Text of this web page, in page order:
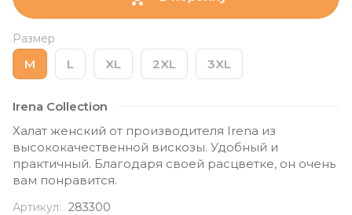
Размер
M L XL 2XL 3XL
Irena Collection
Халат женский от производителя Irena из
высококачественной вискозы. Удобный и
практичный. Благодаря своей расцветке, он очень
вам понравится.
Артикул: 283300